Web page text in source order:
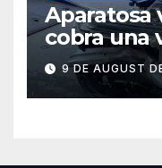
Aparatosa
cobra una
Carrillo
9 DE AUGUST